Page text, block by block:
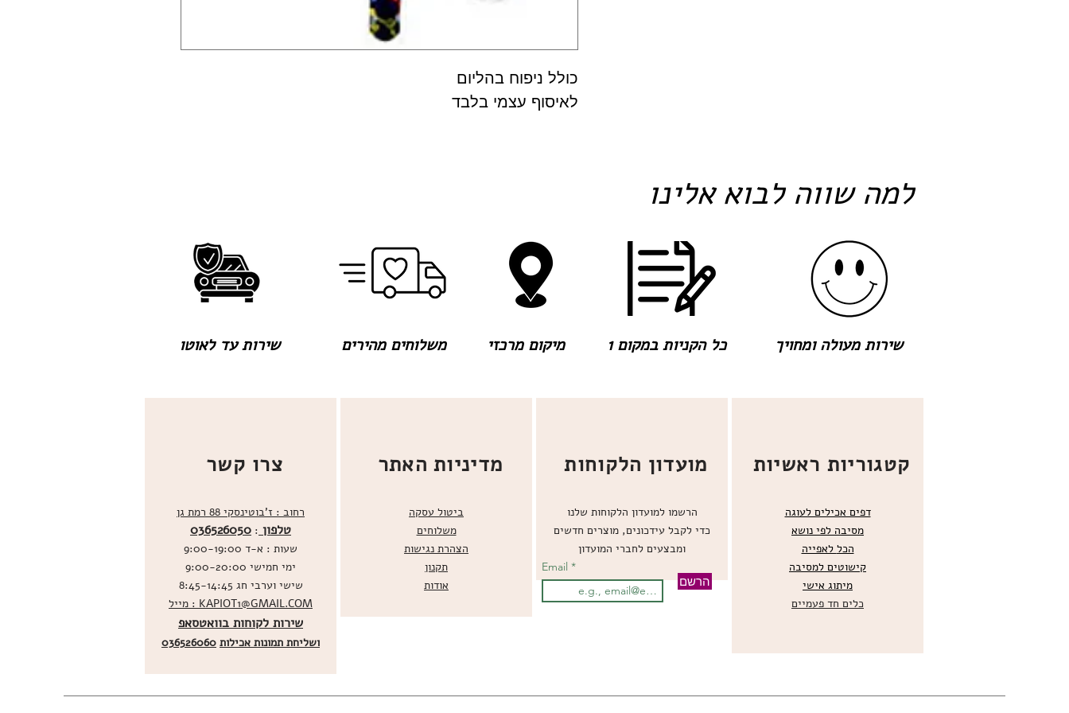
כולל ניפוח בהליום
לאיסוף עצמי בלבד
שירות עד לאוטו משלוחים מהירים
למה שווה לבוא אלינו
מיקום מרכזי כל הקניות במקום 1 שירות מעולה ומחויך
צרו קשר
רחוב : ז'בוטינסקי 88 רמת גן
טלפון :
036526050
שעות : א-ד 9:00-19:00
ימי חמישי 9:00-20:00
שישי וערבי חג 8:45-14:45
מייל : KAPIOT1@GMAIL.COM
שירות לקוחות בוואטסאפ
ושליחת תמונות אכילות 036526060
מדיניות האתר
ביטול עסקה
משלוחים
הצהרת נגישות
תקנון
אודות
מועדון הלקוחות
הרשמו למועדון הלקוחות שלנו
כדי לקבל עידכונים, מוצרים חדשים
ומבצעים לחברי המועדון
קטגוריות ראשיות
דפים אכילים לעוגה
מסיבה לפי נושא
הכל לאפייה
קישוטים למסיבה
מיתוג אישי
כלים חד פעמיים
Email
הרשם